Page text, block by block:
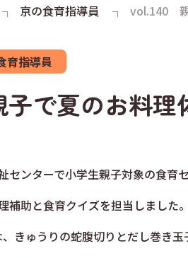
京の食育指導員 vol.140 親
育指導員
で夏のお料理
センターで小学生親子対象の食育
補助と食育クイズを担当しました。
きゅうりの蛇腹切りとだし巻き玉